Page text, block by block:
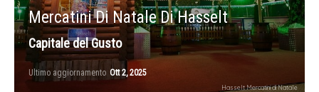
Mercatini Di Natale Di Hasselt
Capitale del Gusto
Ultimo aggiornamento Ott 2, 2025
Hasselt Mercatini di Natale